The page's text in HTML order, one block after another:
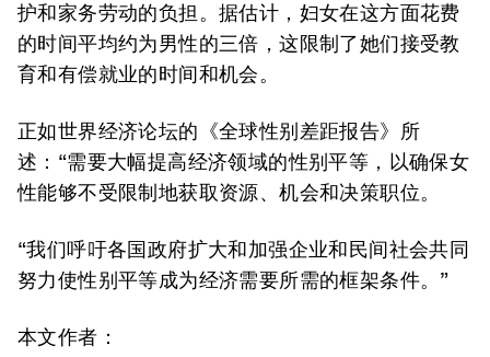
护和家务劳动的负担。据估计，妇女在这方面花费
的时间平均约为男性的三倍，这限制了她们接受教
育和有偿就业的时间和机会。
正如世界经济论坛的《全球性别差距报告》所
述：“需要大幅提高经济领域的性别平等，以确保女
性能够不受限制地获取资源、机会和决策职位。
“我们呼吁各国政府扩大和加强企业和民间社会共同
努力使性别平等成为经济需要所需的框架条件。”
本文作者：